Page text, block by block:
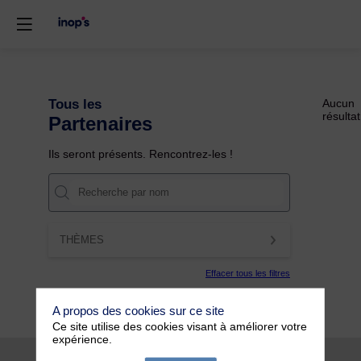
Tous les
Partenaires
Ils seront présents. Rencontrez-les !
THÈMES
Effacer tous les filtres
Aucun
résultat
A propos des cookies sur ce site
Ce site utilise des cookies visant à améliorer votre
expérience.